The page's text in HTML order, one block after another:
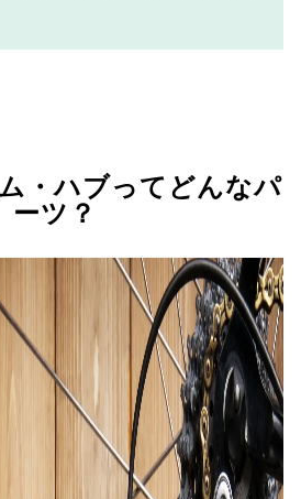
・ハブってどんなパ
ーツ？